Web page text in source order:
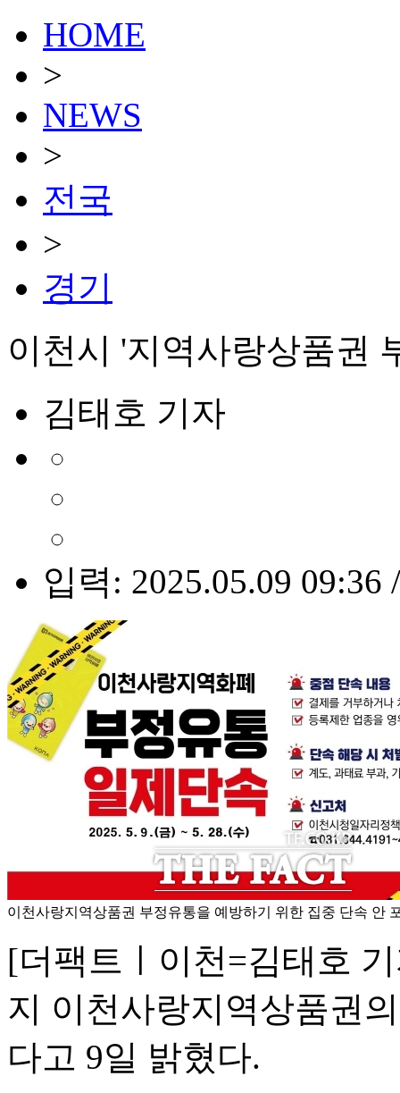
HOME
>
NEWS
>
전국
>
경기
이천시 '지역사랑상품권
김태호 기자
입력: 2025.05.09 09:36
이천사랑지역상품권 부정유통을 예방하기 위한 집중 단속 안
[더팩트ㅣ이천=김태호
지 이천사랑지역상품권
다고 9일 밝혔다.